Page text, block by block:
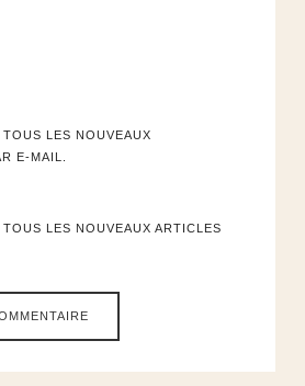
LES NOUVEAUX
E-MAIL.
LES NOUVEAUX ARTICLES